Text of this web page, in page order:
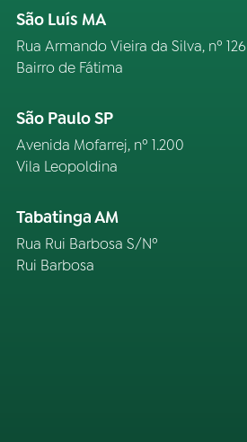
São Luís MA
Rua Armando Vieira da Silva, nº 126
Bairro de Fátima
São Paulo SP
Avenida Mofarrej, nº 1.200
Vila Leopoldina
Tabatinga AM
Rua Rui Barbosa S/Nº
Rui Barbosa